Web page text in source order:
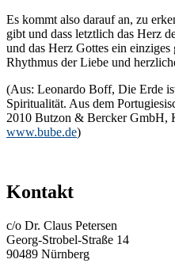
Es kommt also darauf an, zu
gibt und dass letztlich das Herz
und das Herz Gottes ein
Rhythmus der Liebe und
(Aus: Leonardo Boff, Die Erde
Spiritualität. Aus dem
2010 Butzon & Bercker GmbH,
www.bube.de)
Kontakt
c/o Dr. Claus Petersen
Georg-Strobel-Straße 14
90489 Nürnberg